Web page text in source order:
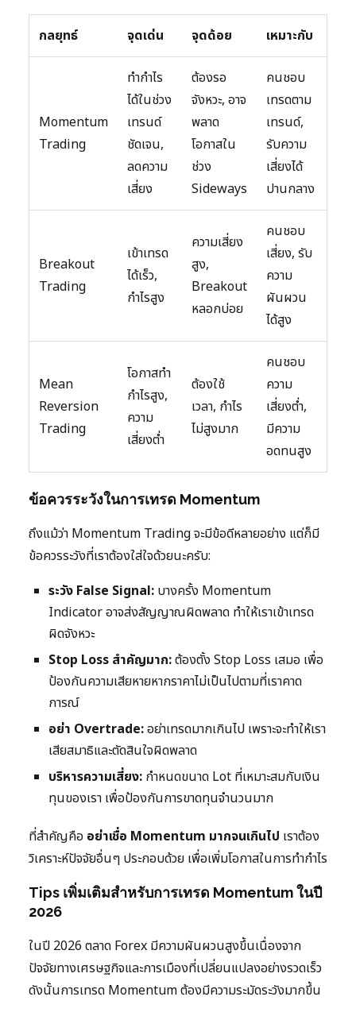
กลยุทธ์ จุดเด่น จุดด้อย เหมาะกับ
Momentum
Trading
ทำกำไร
ได้ในช่วง
เทรนด์
ชัดเจน,
ลดความ
เสี่ยง
ต้องรอ
จังหวะ, อาจ
พลาด
โอกาสใน
ช่วง
Sideways
คนชอบ
เทรดตาม
เทรนด์,
รับความ
เสี่ยงได้
ปานกลาง
Breakout
Trading
เข้าเทรด
ได้เร็ว,
กำไรสูง
ความเสี่ยง
สูง,
Breakout
หลอกบ่อย
คนชอบ
เสี่ยง, รับ
ความ
ผันผวน
ได้สูง
Mean
Reversion
Trading
โอกาสทำ
กำไรสูง,
ความ
เสี่ยงต่ำ
ต้องใช้
เวลา, กำไร
ไม่สูงมาก
คนชอบ
ความ
เสี่ยงต่ำ,
มีความ
อดทนสูง
ข้อควรระวังในการเทรด Momentum
ถึงแม้ว่า Momentum Trading จะมีข้อดีหลายอย่าง แต่ก็มี
ข้อควรระวังที่เราต้องใส่ใจด้วยนะครับ:
ระวัง False Signal: บางครั้ง Momentum
Indicator อาจส่งสัญญาณผิดพลาด ทำให้เราเข้าเทรด
ผิดจังหวะ
Stop Loss สำคัญมาก:ต้องตั้ง Stop Loss เสมอ เพื่อ
ป้องกันความเสียหายหากราคาไม่เป็นไปตามที่เราคาด
การณ์
อย่า Overtrade:อย่าเทรดมากเกินไป เพราะจะทำให้เรา
เสียสมาธิและตัดสินใจผิดพลาด
บริหารความเสี่ยง: กำหนดขนาด Lot ที่เหมาะสมกับเงิน
ทุนของเรา เพื่อป้องกันการขาดทุนจำนวนมาก
ที่สำคัญคือ อย่าเชื่อ Momentum มากจนเกินไป เราต้อง
วิเคราะห์ปัจจัยอื่นๆ ประกอบด้วย เพื่อเพิ่มโอกาสในการทำกำไร
Tips เพิ่มเติมสำหรับการเทรด Momentum ในปี
2026
ในปี 2026 ตลาด Forex มีความผันผวนสูงขึ้นเนื่องจาก
ปัจจัยทางเศรษฐกิจและการเมืองที่เปลี่ยนแปลงอย่างรวดเร็ว
ดังนั้นการเทรด Momentum ต้องมีความระมัดระวังมากขึ้น